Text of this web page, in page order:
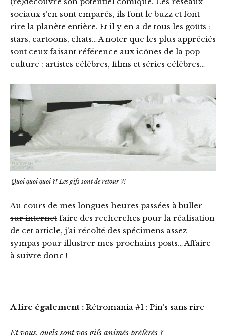
sociaux s’en sont emparés, ils font le buzz et font
rire la planète entière. Et il y en a de tous les goûts :
stars, cartoons, chats… A noter que les plus appréciés
sont ceux faisant référence aux icônes de la pop-
culture : artistes célèbres, films et séries célèbres…
Quoi quoi quoi ?! Les gifs sont de retour ?!
Au cours de mes longues heures passées àbuller
sur internet faire des recherches pour la réalisation
de cet article, j’ai récolté des spécimens assez
sympas pour illustrer mes prochains posts… Affaire
à suivre donc !
A lire également : Rétromania #1 : Pin’s sans rire
Et vous, quels sont vos gifs animés préférés ?